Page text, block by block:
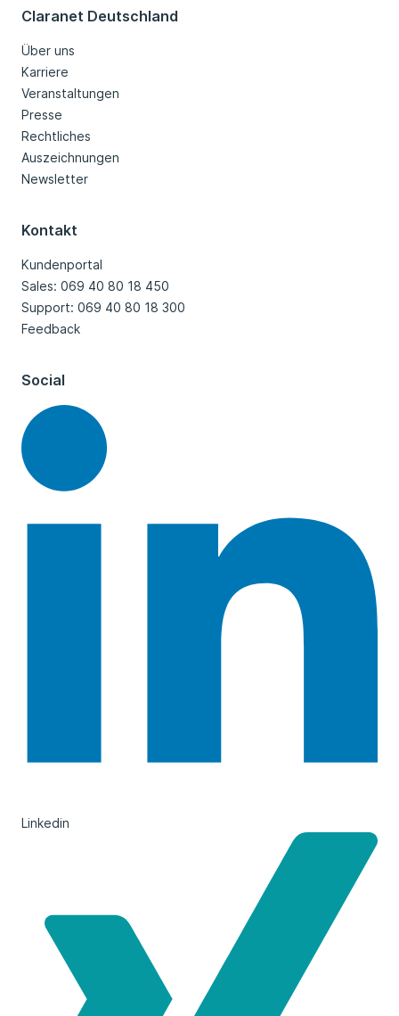
Claranet Deutschland
Über uns
Karriere
Veranstaltungen
Presse
Rechtliches
Auszeichnungen
Newsletter
Kontakt
Kundenportal
Sales: 069 40 80 18 450
Support: 069 40 80 18 300
Feedback
Social
Linkedin